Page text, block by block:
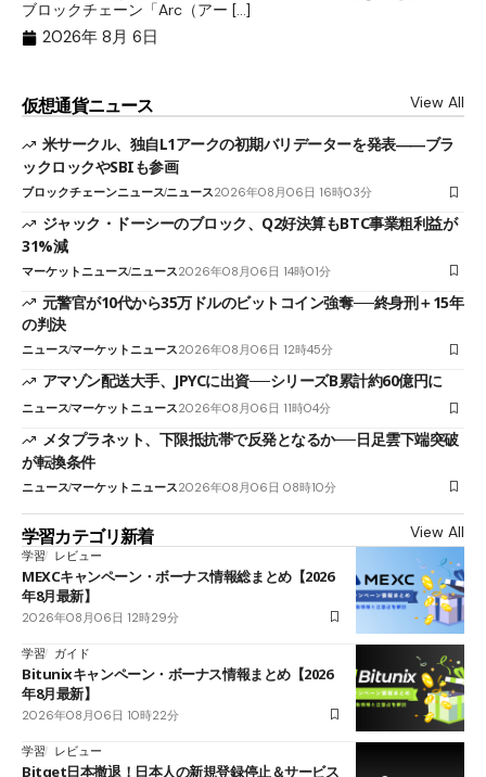
ブロックチェーン「Arc（アー […]
2026年 8月 6日
仮想通貨ニュース View All
米サークル、独自L1アークの初期バリデーターを発表――ブラ
ックロックやSBIも参画
ブロックチェーンニュースニュース2026年08月06日 16時03分
ジャック・ドーシーのブロック、Q2好決算もBTC事業粗利益が
31%減
マーケットニュースニュース2026年08月06日 14時01分
元警官が10代から35万ドルのビットコイン強奪──終身刑＋15年
の判決
ニュースマーケットニュース2026年08月06日 12時45分
アマゾン配送大手、JPYCに出資──シリーズB累計約60億円に
ニュースマーケットニュース2026年08月06日 11時04分
メタプラネット、下限抵抗帯で反発となるか──日足雲下端突破
が転換条件
ニュースマーケットニュース2026年08月06日 08時10分
学習カテゴリ新着 View All
学習 レビュー
MEXCキャンペーン・ボーナス情報総まとめ【2026
年8月最新】
2026年08月06日 12時29分
学習 ガイド
Bitunixキャンペーン・ボーナス情報まとめ【2026
年8月最新】
2026年08月06日 10時22分
学習 レビュー
Bitget日本撤退！日本人の新規登録停止＆サービス